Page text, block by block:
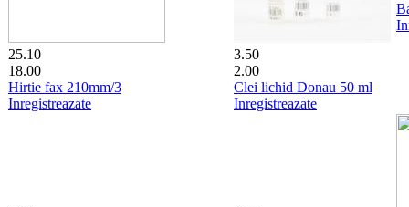
25.10
18.00
Hirtie fax 210mm/3
Inregistreazate
3.50
2.00
Clei lichid Donau 50 ml
Inregistreazate